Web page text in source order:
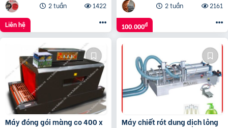
2 tuần
1422
Liên hệ
2 tuần
2161
100.000đ
Máy đóng gói màng co 400 x
Máy chiết rót dung dịch lỏng